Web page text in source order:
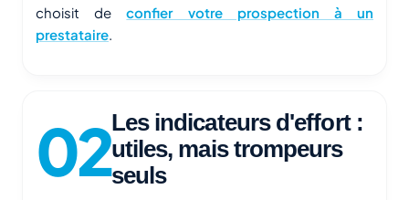
choisit deconfier votre prospection à un
prestataire.
Les indicateurs d'effort :
utiles, mais trompeurs
seuls